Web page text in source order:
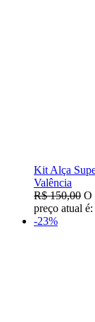
Kit Alça
Valência
R$150,00 O
preço atual
-23%